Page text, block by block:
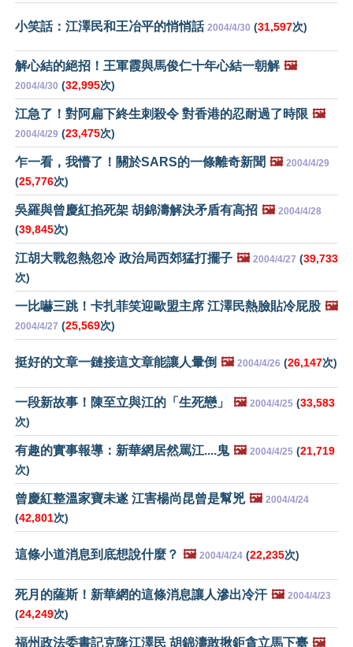
小笑話：江澤民和王冶平的悄悄話 2004/4/30 (31,597次)
解心結的絕招！王軍霞與馬俊仁十年心結一朝解 🖼️
2004/4/30 (32,995次)
江急了！對阿扁下終生刺殺令 對香港的忍耐過了時限 🖼️
2004/4/29 (23,475次)
乍一看，我懵了！關於SARS的一條離奇新聞 🖼️ 2004/4/29
(25,776次)
吳羅與曾慶紅掐死架 胡錦濤解決矛盾有高招 🖼️ 2004/4/28
(39,845次)
江胡大戰忽熱忽冷 政治局西郊猛打擺子 🖼️ 2004/4/27 (39,733
次)
一比嚇三跳！卡扎菲笑迎歐盟主席 江澤民熱臉貼冷屁股 🖼️
2004/4/27 (25,569次)
挺好的文章一鏈接這文章能讓人暈倒 🖼️ 2004/4/26 (26,147次)
一段新故事！陳至立與江的「生死戀」 🖼️ 2004/4/25 (33,583
次)
有趣的實事報導：新華網居然罵江....鬼 🖼️ 2004/4/25 (21,719
次)
曾慶紅整溫家寶未遂 江害楊尚昆曾是幫兇 🖼️ 2004/4/24
(42,801次)
這條小道消息到底想說什麼？ 🖼️ 2004/4/24 (22,235次)
死月的薩斯！新華網的這條消息讓人滲出冷汗 🖼️ 2004/4/23
(24,249次)
福州政法委書記克隆江澤民 胡錦濤敢揪鉅貪立馬下臺 🖼️